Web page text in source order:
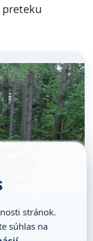
stránok.
súhlas na